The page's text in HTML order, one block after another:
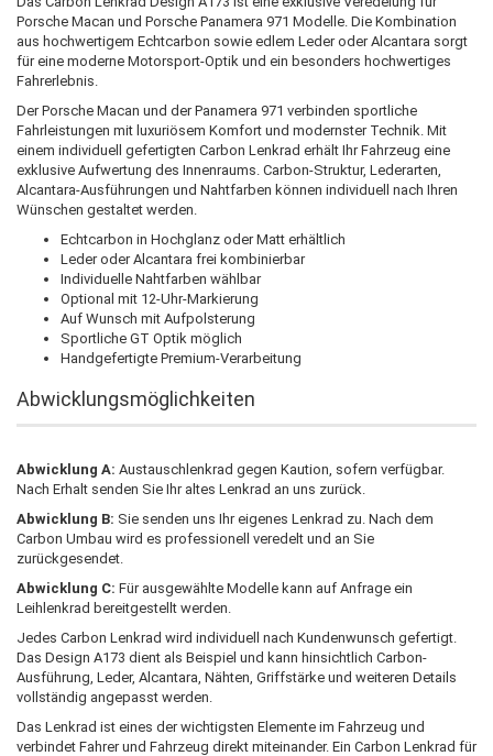
Porsche Macan und Porsche Panamera 971 Modelle. Die Kombination
aus hochwertigem Echtcarbon sowie edlem Leder oder Alcantara sorgt
für eine moderne Motorsport-Optik und ein besonders hochwertiges
Fahrerlebnis.
Der Porsche Macan und der Panamera 971 verbinden sportliche
Fahrleistungen mit luxuriösem Komfort und modernster Technik. Mit
einem individuell gefertigten Carbon Lenkrad erhält Ihr Fahrzeug eine
exklusive Aufwertung des Innenraums. Carbon-Struktur, Lederarten,
Alcantara-Ausführungen und Nahtfarben können individuell nach Ihren
Wünschen gestaltet werden.
Echtcarbon in Hochglanz oder Matt erhältlich
Leder oder Alcantara frei kombinierbar
Individuelle Nahtfarben wählbar
Optional mit 12-Uhr-Markierung
Auf Wunsch mit Aufpolsterung
Sportliche GT Optik möglich
Handgefertigte Premium-Verarbeitung
Abwicklungsmöglichkeiten
Abwicklung A: Austauschlenkrad gegen Kaution, sofern verfügbar.
Nach Erhalt senden Sie Ihr altes Lenkrad an uns zurück.
Abwicklung B: Sie senden uns Ihr eigenes Lenkrad zu. Nach dem
Carbon Umbau wird es professionell veredelt und an Sie
zurückgesendet.
Abwicklung C: Für ausgewählte Modelle kann auf Anfrage ein
Leihlenkrad bereitgestellt werden.
Jedes Carbon Lenkrad wird individuell nach Kundenwunsch gefertigt.
Das Design A173 dient als Beispiel und kann hinsichtlich Carbon-
Ausführung, Leder, Alcantara, Nähten, Griffstärke und weiteren Details
vollständig angepasst werden.
Das Lenkrad ist eines der wichtigsten Elemente im Fahrzeug und
verbindet Fahrer und Fahrzeug direkt miteinander. Ein Carbon Lenkrad für